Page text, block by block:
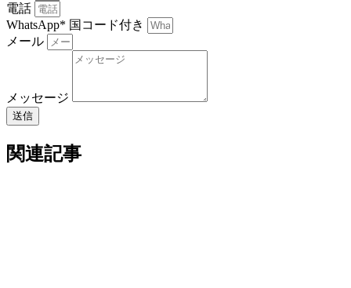
電話
WhatsApp* 国コード付き
メール
メッセージ
送信
関連記事